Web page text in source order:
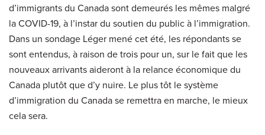
d’immigrants du Canada sont demeurés les mêmes malgré
la COVID-19, à l’instar du soutien du public à l’immigration.
Dans un sondage Léger mené cet été, les répondants se
sont entendus, à raison de trois pour un, sur le fait que les
nouveaux arrivants aideront à la relance économique du
Canada plutôt que d’y nuire. Le plus tôt le système
d’immigration du Canada se remettra en marche, le mieux
cela sera.